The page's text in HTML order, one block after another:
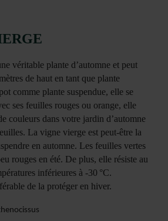
véritable plante d’automne et peut
de haut en tant que plante
comme plante suspendue, elle se
ses feuilles rouges ou orange, elle
couleurs dans votre jardin d’automne
La vigne vierge est peut-être la
en automne. Les feuilles vertes
rouges en été. De plus, elle résiste au
inférieures à -30 °C.
de la protéger en hiver.